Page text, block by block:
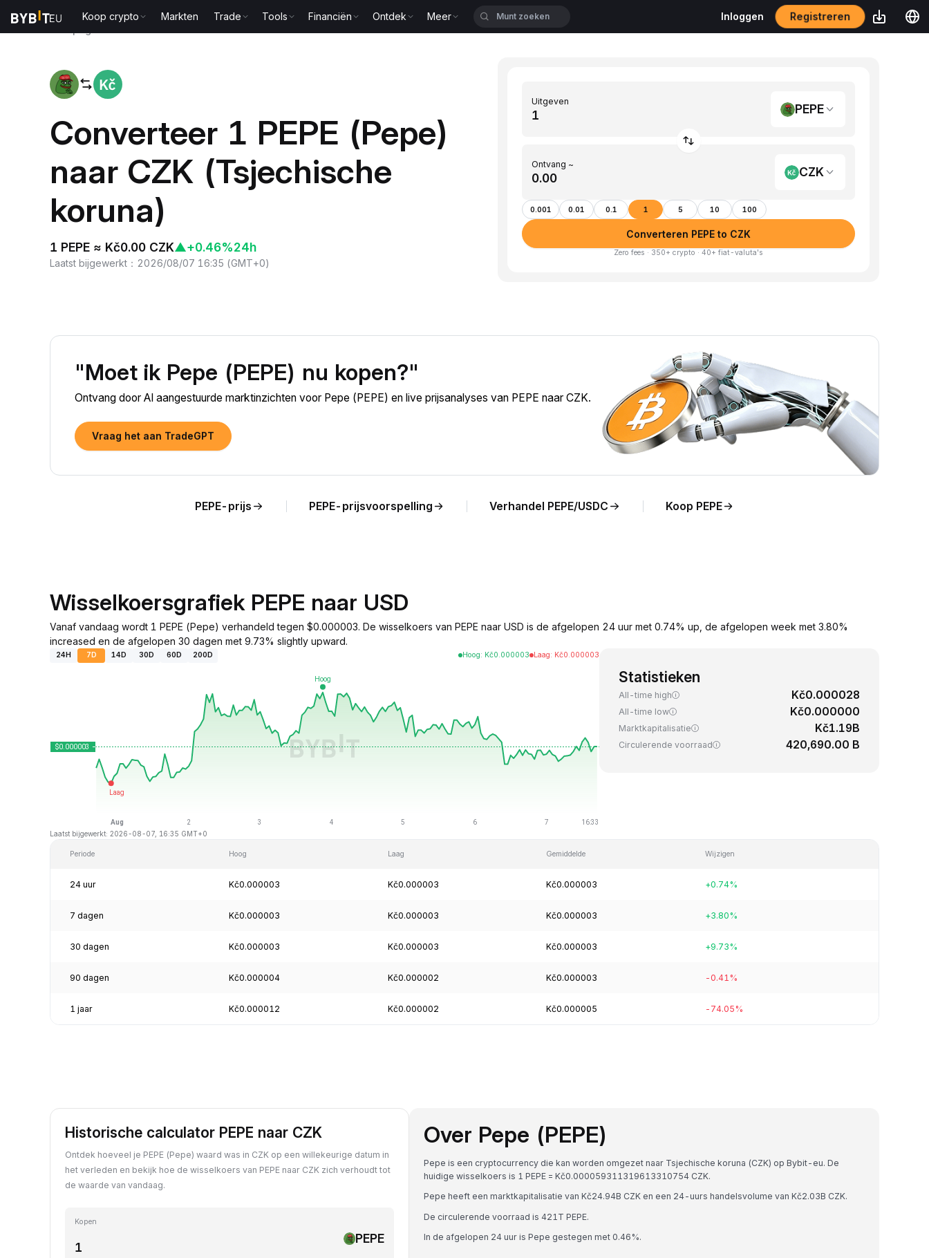
Koop crypto Markten Trade Tools Financiën Ontdek Meer Inloggen Registreren
Converteer 1 PEPE (Pepe)
naar CZK (Tsjechische
koruna)
1 PEPE ≈ Kč0.00 CZK▲+0.46%24h
Laatst bijgewerkt ： 2026/08/07 16:35 (GMT+0)
Uitgeven
PEPE
Ontvang ~
CZK
0.001 0.01 0.1 1 5 10 100
Converteren PEPE to CZK
Zero fees · 350+ crypto · 40+ fiat-valuta's
"Moet ik Pepe (PEPE) nu kopen?"
Ontvang door AI aangestuurde marktinzichten voor Pepe (PEPE) en live prijsanalyses van PEPE naar CZK.
Vraag het aan TradeGPT
PEPE-prijs PEPE-prijsvoorspelling Verhandel PEPE/USDC Koop PEPE
Wisselkoersgrafiek PEPE naar USD
Vanaf vandaag wordt 1 PEPE (Pepe) verhandeld tegen $0.000003. De wisselkoers van PEPE naar USD is de afgelopen 24 uur met 0.74% up, de afgelopen week met 3.80%
increased en de afgelopen 30 dagen met 9.73% slightly upward.
24H 7D 14D 30D 60D 200D Hoog: Kč0.000003 Laag: Kč0.000003
Laatst bijgewerkt: 2026-08-07, 16:35 GMT+0
Statistieken
All-time high Kč0.000028
All-time low Kč0.000000
Marktkapitalisatie Kč1.19B
Circulerende voorraad 420,690.00 B
Periode Hoog Laag Gemiddelde Wijzigen
24 uur Kč0.000003 Kč0.000003 Kč0.000003 +0.74%
7 dagen Kč0.000003 Kč0.000003 Kč0.000003 +3.80%
30 dagen Kč0.000003 Kč0.000003 Kč0.000003 +9.73%
90 dagen Kč0.000004 Kč0.000002 Kč0.000003 -0.41%
1 jaar Kč0.000012 Kč0.000002 Kč0.000005 -74.05%
Historische calculator PEPE naar CZK
Ontdek hoeveel je PEPE (Pepe) waard was in CZK op een willekeurige datum in
het verleden en bekijk hoe de wisselkoers van PEPE naar CZK zich verhoudt tot
de waarde van vandaag.
Kopen
PEPE
Over Pepe (PEPE)
Pepe is een cryptocurrency die kan worden omgezet naar Tsjechische koruna (CZK) op Bybit-eu. De
huidige wisselkoers is 1 PEPE = Kč0.000059311319613310754 CZK.
Pepe heeft een marktkapitalisatie van Kč24.94B CZK en een 24-uurs handelsvolume van Kč2.03B CZK.
De circulerende voorraad is 421T PEPE.
In de afgelopen 24 uur is Pepe gestegen met 0.46%.